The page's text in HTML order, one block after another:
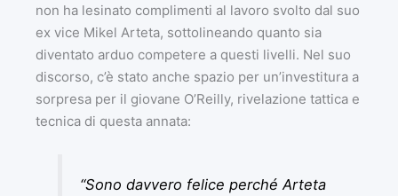
non ha lesinato complimenti al lavoro svolto dal suo
ex vice Mikel Arteta, sottolineando quanto sia
diventato arduo competere a questi livelli. Nel suo
discorso, c’è stato anche spazio per un’investitura a
sorpresa per il giovane O’Reilly, rivelazione tattica e
tecnica di questa annata:
“Sono davvero felice perché Arteta